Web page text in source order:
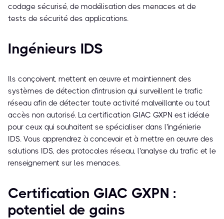
codage sécurisé, de modélisation des menaces et de
tests de sécurité des applications.
Ingénieurs IDS
Ils conçoivent, mettent en œuvre et maintiennent des
systèmes de détection d'intrusion qui surveillent le trafic
réseau afin de détecter toute activité malveillante ou tout
accès non autorisé. La certification GIAC GXPN est idéale
pour ceux qui souhaitent se spécialiser dans l'ingénierie
IDS. Vous apprendrez à concevoir et à mettre en œuvre des
solutions IDS, des protocoles réseau, l'analyse du trafic et le
renseignement sur les menaces.
Certification GIAC GXPN :
potentiel de gains